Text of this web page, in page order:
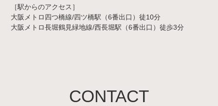
［駅からのアクセス］
大阪メトロ四つ橋線/四ツ橋駅（6番出口）徒10分
大阪メトロ長堀鶴見緑地線/西長堀駅（6番出口）徒歩3分
CONTACT